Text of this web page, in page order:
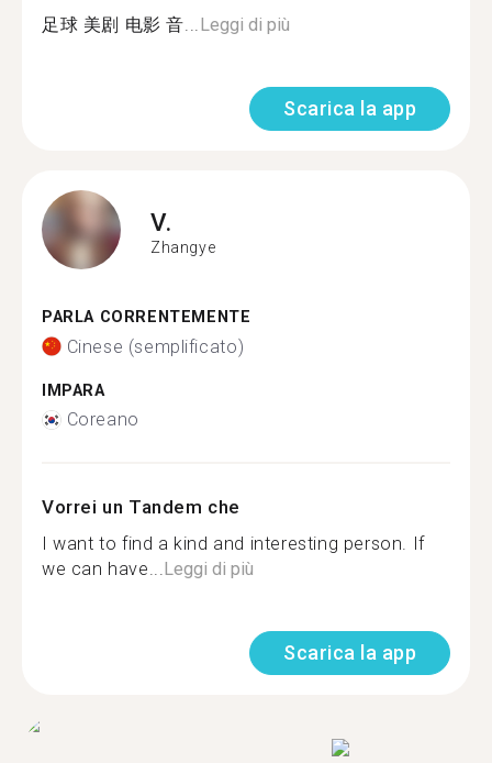
足球 美剧 电影 音...Leggi di più
Scarica la app
V.
Zhangye
PARLA CORRENTEMENTE
Cinese (semplificato)
IMPARA
Coreano
Vorrei un Tandem che
I want to find a kind and interesting person. If
we can have...Leggi di più
Scarica la app